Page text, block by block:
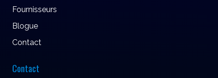
Fournisseurs
Blogue
Contact
Contact